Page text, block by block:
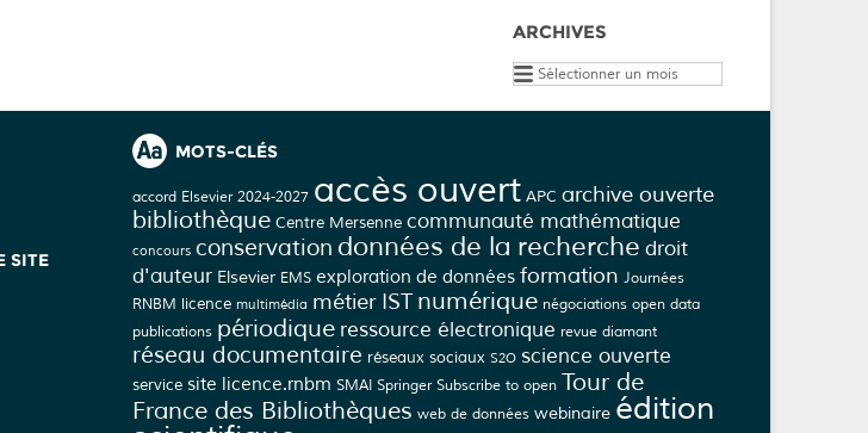
ARCHIVES
Archives
SITE
MOTS-CLÉS
accord Elsevier 2024-2027 accès ouvert APC archive ouverte
bibliothèque Centre Mersenne communauté mathématique
concours conservation données de la recherche droit
d'auteur Elsevier EMS exploration de données formation Journées
RNBM licence multimédia métier IST numérique négociations open data
publications périodique ressource électronique revue diamant
réseau documentaire réseaux sociaux S2O science ouverte
service site licence.rnbm SMAI Springer Subscribe to open Tour de
France des Bibliothèques web de données webinaire édition